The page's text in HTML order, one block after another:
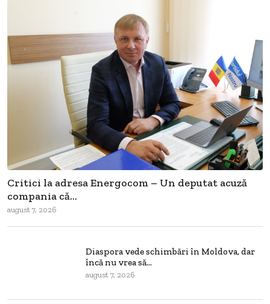
Critici la adresa Energocom – Un deputat acuză
compania că...
august 7, 2026
Diaspora vede schimbări în Moldova, dar
încă nu vrea să...
august 7, 2026